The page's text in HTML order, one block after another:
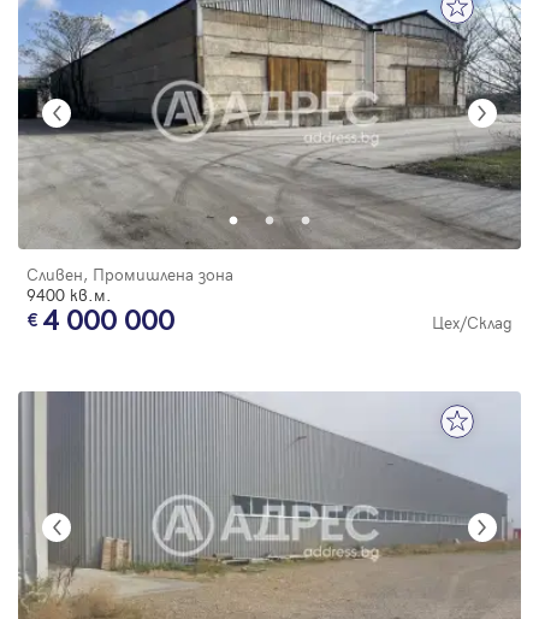
Сливен, Промишлена зона
9400 кв.м.
4 000 000 Цех/Склад